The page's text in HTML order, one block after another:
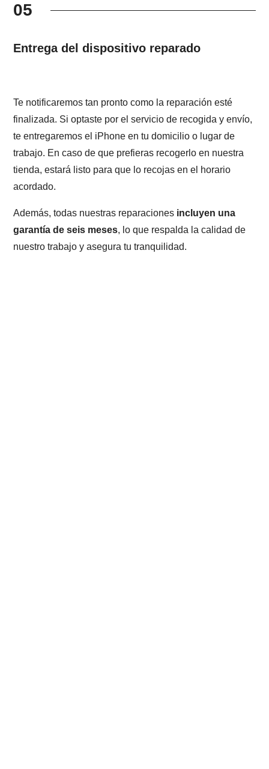
05
Entrega del dispositivo reparado
Te notificaremos tan pronto como la reparación esté
finalizada. Si optaste por el servicio de recogida y envío,
te entregaremos el iPhone en tu domicilio o lugar de
trabajo. En caso de que prefieras recogerlo en nuestra
tienda, estará listo para que lo recojas en el horario
acordado.
Además, todas nuestras reparaciones incluyen una
garantía de seis meses, lo que respalda la calidad de
nuestro trabajo y asegura tu tranquilidad.